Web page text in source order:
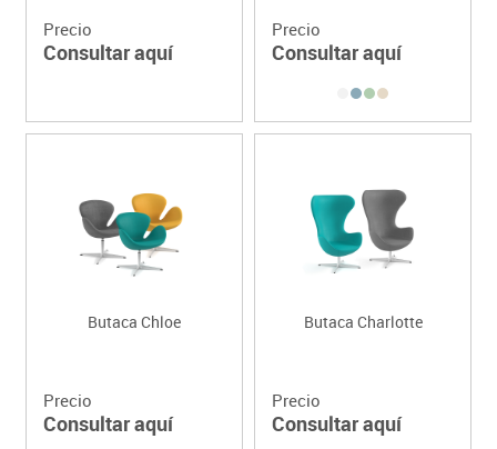
Precio
Consultar aquí
Precio
Consultar aquí
Butaca Chloe
Precio
Consultar aquí
Butaca Charlotte
Precio
Consultar aquí